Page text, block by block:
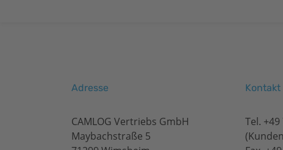
Adresse
CAMLOG Vertriebs GmbH
Maybachstraße 5
Kontakt
Tel. +49